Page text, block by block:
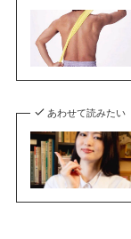
あわせて読みたい